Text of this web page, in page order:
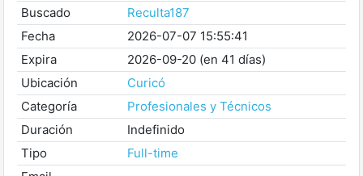
Buscado
Reculta187
Fecha
2026-07-07 15:55:41
Expira
2026-09-20 (en 41 días)
Ubicación
Curicó
Categoría
Profesionales y Técnicos
Duración
Indefinido
Tipo
Full-time